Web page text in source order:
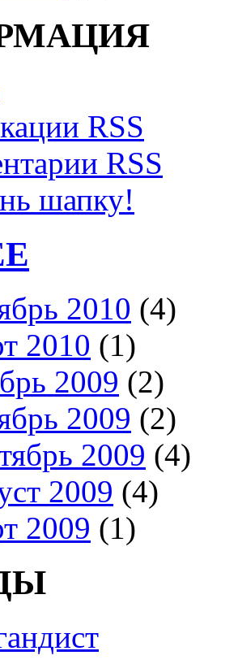
RSS
RSS
шапку!
2010 (4)
2010 (1)
2009 (2)
2009 (2)
2009 (4)
2009 (4)
2009 (1)